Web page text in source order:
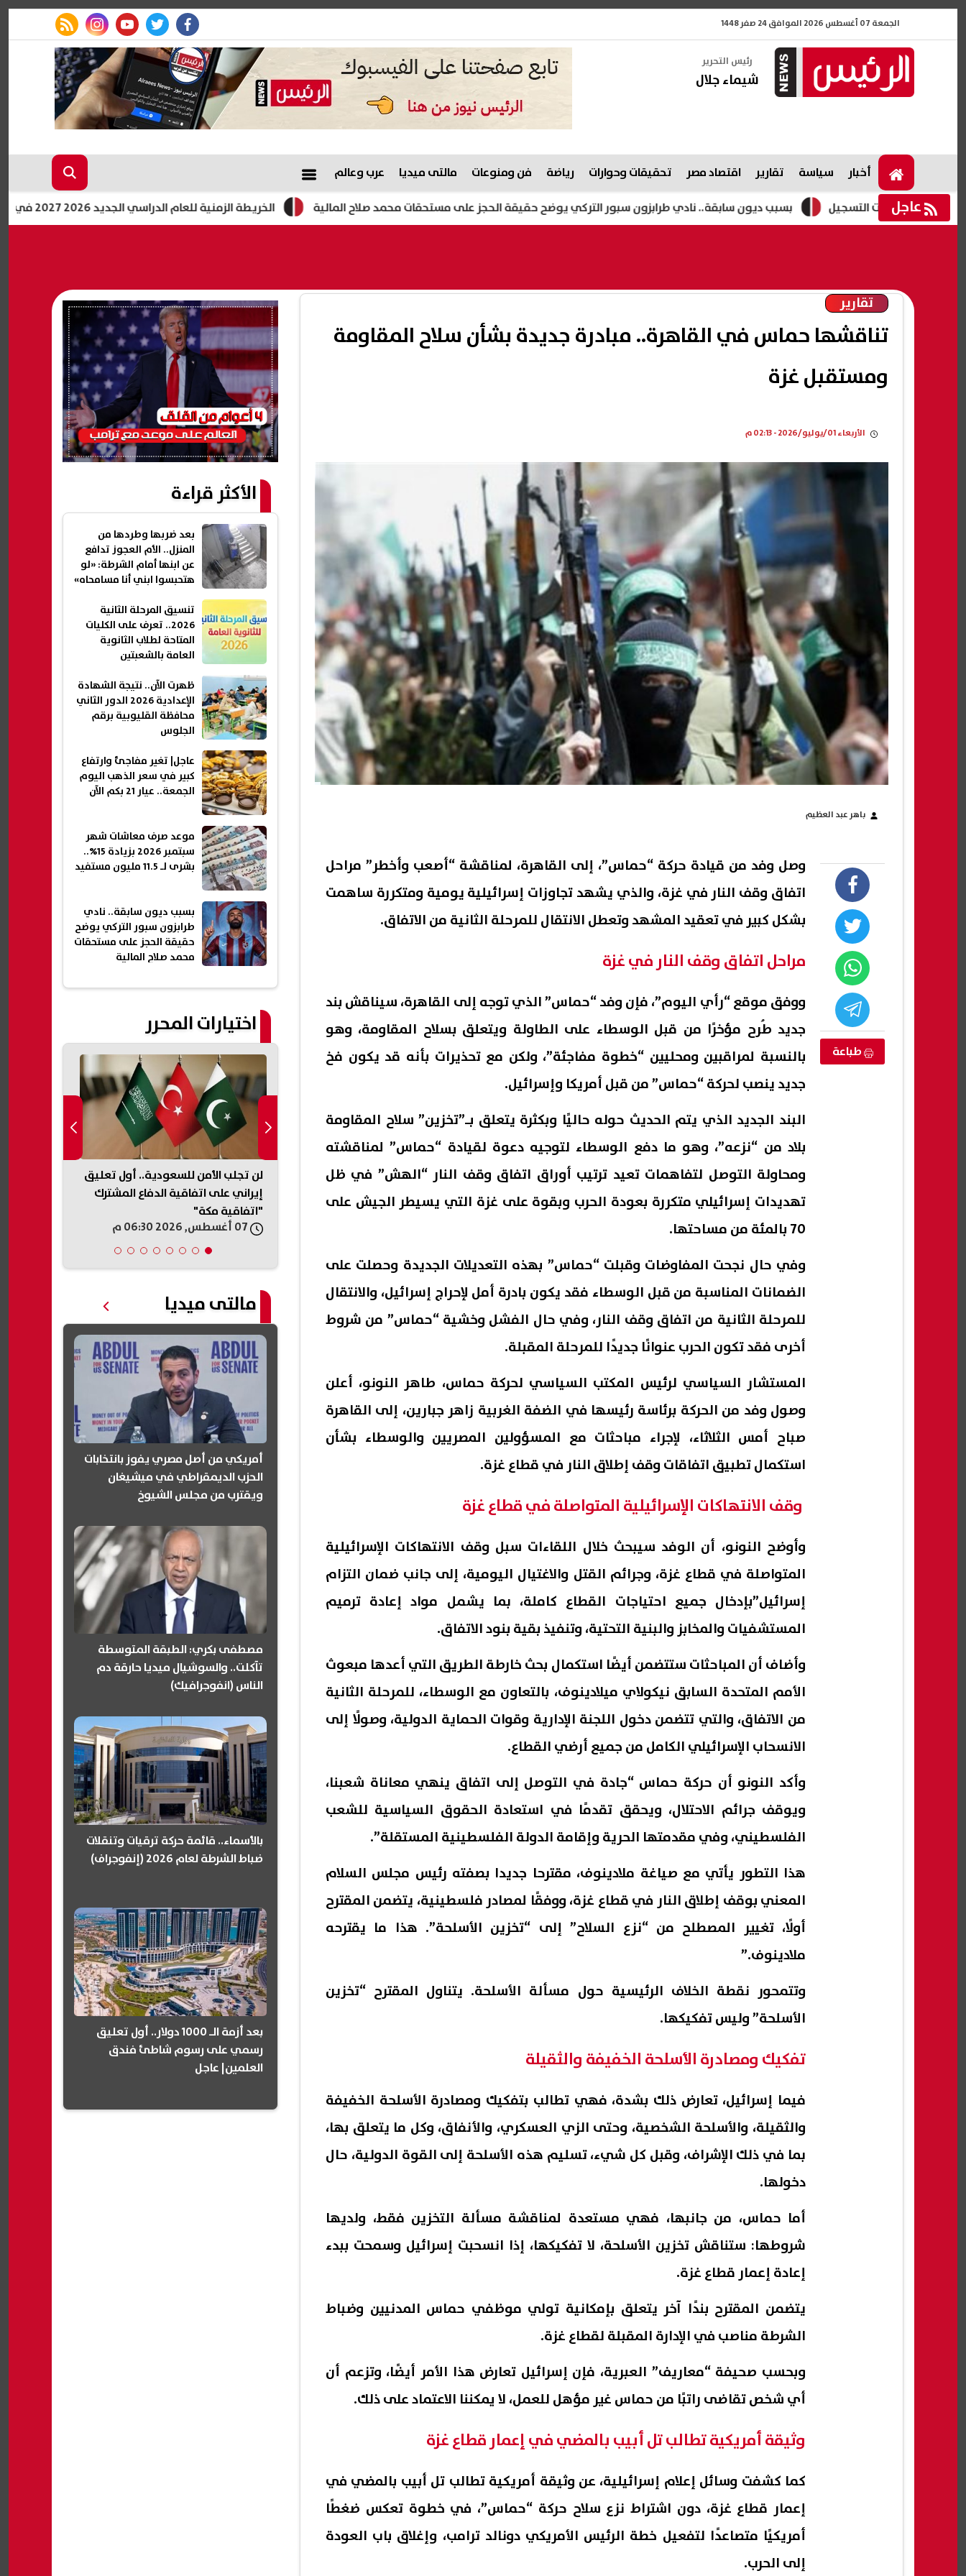
الجمعة 07 أغسطس 2026 الموافق 24 صفر 1448
facebook
twitter
youtube
instagram
rss feed
رئيس التحرير
شيماء جلال
أخبار سياسة تقارير اقتصاد مصر تحقيقات وحوارات رياضة فن ومنوعات مالتى ميديا عرب وعالم
عاجل الخريطة الزمنية للعام الدراسي الجديد 2026 2027 في مصر.. المواعيد الكاملة بسبب ديون سابقة.. نادي طرابزون سبور التركي يوضح حقيقة الحجز على مستحقات محمد صلاح المالية
تقارير
تناقشها حماس في القاهرة.. مبادرة جديدة بشأن سلاح المقاومة
ومستقبل غزة
الأربعاء 01/يوليو/2026 - 02:13 م
باهر عبد العظيم
طباعة
وصل وفد من قيادة حركة “حماس”، إلى القاهرة، لمناقشة “أصعب وأخطر” مراحل
اتفاق وقف النار في غزة، والذي يشهد تجاوزات إسرائيلية يومية ومتكررة ساهمت
بشكل كبير في تعقيد المشهد وتعطل الانتقال للمرحلة الثانية من الاتفاق.
مراحل اتفاق وقف النار في غزة
ووفق موقع “رأي اليوم”، فإن وفد “حماس” الذي توجه إلى القاهرة، سيناقش بند
جديد طُرح مؤخرًا من قبل الوسطاء على الطاولة ويتعلق بسلاح المقاومة، وهو
بالنسبة لمراقبين ومحليين “خطوة مفاجئة”، ولكن مع تحذيرات بأنه قد يكون فخ
جديد ينصب لحركة “حماس” من قبل أمريكا وإسرائيل.
البند الجديد الذي يتم الحديث حوله حاليًا وبكثرة يتعلق بـ”تخزين” سلاح المقاومة
بلاد من “نزعه”، وهو ما دفع الوسطاء لتوجيه دعوة لقيادة “حماس” لمناقشته
ومحاولة التوصل لتفاهمات تعيد ترتيب أوراق اتفاق وقف النار “الهش” في ظل
تهديدات إسرائيلي متكررة بعودة الحرب وبقوة على غزة التي يسيطر الجيش على
70 بالمئة من مساحتها.
وفي حال نجحت المفاوضات وقبلت “حماس” بهذه التعديلات الجديدة وحصلت على
الضمانات المناسبة من قبل الوسطاء فقد يكون بادرة أمل لإحراج إسرائيل، والانتقال
للمرحلة الثانية من اتفاق وقف النار، وفي حال الفشل وخشية “حماس” من شروط
أخرى فقد تكون الحرب عنوانًا جديدًا للمرحلة المقبلة.
المستشار السياسي لرئيس المكتب السياسي لحركة حماس، طاهر النونو، أعلن
وصول وفد من الحركة برئاسة رئيسها في الضفة الغربية زاهر جبارين، إلى القاهرة
صباح أمس الثلاثاء، لإجراء مباحثات مع المسؤولين المصريين والوسطاء بشأن
استكمال تطبيق اتفاقات وقف إطلاق النار في قطاع غزة.
وقف الانتهاكات الإسرائيلية المتواصلة في قطاع غزة
وأوضح النونو، أن الوفد سيبحث خلال اللقاءات سبل وقف الانتهاكات الإسرائيلية
المتواصلة في قطاع غزة، وجرائم القتل والاغتيال اليومية، إلى جانب ضمان التزام
إسرائيل”بإدخال جميع احتياجات القطاع كاملة، بما يشمل مواد إعادة ترميم
المستشفيات والمخابز والبنية التحتية، وتنفيذ بقية بنود الاتفاق.
وأضاف أن المباحثات ستتضمن أيضًا استكمال بحث خارطة الطريق التي أعدها مبعوث
الأمم المتحدة السابق نيكولاي ميلادينوف، بالتعاون مع الوسطاء، للمرحلة الثانية
من الاتفاق، والتي تتضمن دخول اللجنة الإدارية وقوات الحماية الدولية، وصولًا إلى
الانسحاب الإسرائيلي الكامل من جميع أرضي القطاع.
وأكد النونو أن حركة حماس “جادة في التوصل إلى اتفاق ينهي معاناة شعبنا،
ويوقف جرائم الاحتلال، ويحقق تقدمًا في استعادة الحقوق السياسية للشعب
الفلسطيني، وفي مقدمتها الحرية وإقامة الدولة الفلسطينية المستقلة”.
هذا التطور يأتي مع صياغة ملادينوف، مقترحا جديدا بصفته رئيس مجلس السلام
المعني بوقف إطلاق النار في قطاع غزة، ووفقًا لمصادر فلسطينية، يتضمن المقترح
أولًا، تغيير المصطلح من “نزع السلاح” إلى “تخزين الأسلحة”. هذا ما يقترحه
ملادينوف.”
وتتمحور نقطة الخلاف الرئيسية حول مسألة الأسلحة. يتناول المقترح “تخزين
الأسلحة” وليس تفكيكها.
تفكيك ومصادرة الأسلحة الخفيفة والثقيلة
فيما إسرائيل، تعارض ذلك بشدة، فهي تطالب بتفكيك ومصادرة الأسلحة الخفيفة
والثقيلة، والأسلحة الشخصية، وحتى الزي العسكري، والأنفاق، وكل ما يتعلق بها،
بما في ذلك الإشراف، وقبل كل شيء، تسليم هذه الأسلحة إلى القوة الدولية، حال
دخولها.
أما حماس، من جانبها، فهي مستعدة لمناقشة مسألة التخزين فقط، ولديها
شروطها: ستناقش تخزين الأسلحة، لا تفكيكها، إذا انسحبت إسرائيل وسمحت ببدء
إعادة إعمار قطاع غزة.
يتضمن المقترح بندًا آخر يتعلق بإمكانية تولي موظفي حماس المدنيين وضباط
الشرطة مناصب في الإدارة المقبلة لقطاع غزة.
وبحسب صحيفة “معاريف” العبرية، فإن إسرائيل تعارض هذا الأمر أيضًا، وتزعم أن
أي شخص تقاضى راتبًا من حماس غير مؤهل للعمل، لا يمكننا الاعتماد على ذلك.
وثيقة أمريكية تطالب تل أبيب بالمضي في إعمار قطاع غزة
كما كشفت وسائل إعلام إسرائيلية، عن وثيقة أمريكية تطالب تل أبيب بالمضي في
إعمار قطاع غزة، دون اشتراط نزع سلاح حركة “حماس”، في خطوة تعكس ضغطًا
أمريكيًا متصاعدًا لتفعيل خطة الرئيس الأمريكي دونالد ترامب، وإغلاق باب العودة
إلى الحرب.
الأكثر قراءة
بعد ضربها وطردها من
المنزل.. الأم العجوز تدافع
عن ابنها أمام الشرطة: «لو
هتحبسوا ابني أنا مسامحاه»
تنسيق المرحلة الثانية
2026.. تعرف على الكليات
المتاحة لطلاب الثانوية
العامة بالشعبتين
ظهرت الآن.. نتيجة الشهادة
الإعدادية 2026 الدور الثاني
محافظة القليوبية برقم
الجلوس
عاجل| تغير مفاجئ وارتفاع
كبير في سعر الذهب اليوم
الجمعة.. عيار 21 بكم الآن
موعد صرف معاشات شهر
سبتمبر 2026 بزيادة 15%..
بشرى لـ 11.5 مليون مستفيد
بسبب ديون سابقة.. نادي
طرابزون سبور التركي يوضح
حقيقة الحجز على مستحقات
محمد صلاح المالية
اختيارات المحرر
الخريطة الزمنية للعام الدراسي
الجديد 2026 2027 في مصر..
المواعيد الكاملة
بسبب ديون سابقة.. نادي طرابزون
سبور التركي يوضح حقيقة الحجز على
مستحقات محمد صلاح المالية
اتفاق دفاع ثلاثي في الشرق الأوسط..
هل يتشكل حلف إقليمي جديد
بقيادة السعودية؟
لن تجلب الأمن للسعودية.. أول تعليق
إيراني على اتفاقية الدفاع المشترك
"اتفاقية مكة"
مالتى ميديا
أمريكي من أصل مصري يفوز بانتخابات
الحزب الديمقراطي في ميشيغان
ويقترب من مجلس الشيوخ
مصطفى بكري: الطبقة المتوسطة
تآكلت.. والسوشيال ميديا حارقة دم
الناس (انفوجرافيك)
بالأسماء.. قائمة حركة ترقيات وتنقلات
ضباط الشرطة لعام 2026 (إنفوجراف)
بعد أزمة الـ 1000 دولار.. أول تعليق
رسمي على رسوم شاطئ فندق
العلمين| عاجل